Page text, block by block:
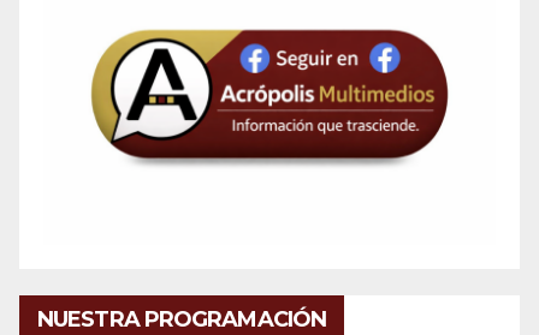
NUESTRA PROGRAMACIÓN